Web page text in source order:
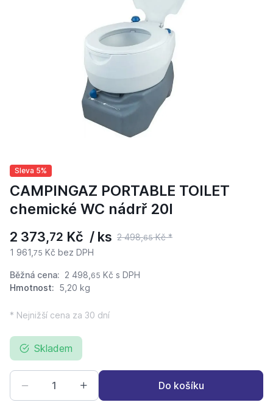
Sleva 5%
CAMPINGAZ PORTABLE TOILET
chemické WC nádrř 20l
2 373,72 Kč / ks 2 498,65Kč *
1 961, 75 Kč bez DPH
Běžná cena: 2 498, 65 Kč s DPH
Hmotnost: 5,20 kg
* Nejnižší cena za 30 dní
Skladem
Do košíku